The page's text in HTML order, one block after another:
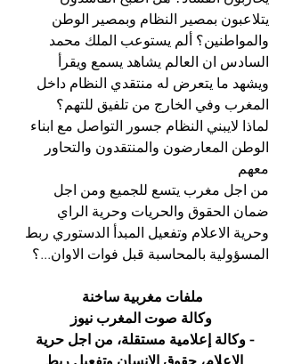
يتلاعبون بمصير النظام وبمصير الوطن
والمواطنين؟ ألم يستوعب الملك محمد
السادس ان العالم يشاهد يسمع ويقرأ
ويشهد ما يتعرض له منتقدي النظام داخل
المغرب وفي الخارج من تلفيق للتهم؟
لماذا لايبني النظام جسور التواصل مع ابناء
الوطن المعارضون والمنتقدون والتحاور
معهم
من اجل مغرب يتسع للجميع ومن اجل
ضمان الحقوق والحريات وحرية الراي
وحرية الاعلام وتفعيل المبدأ الدستوري ربط
المسؤولية بالمحاسبة قبل فوات الاوان...؟
ملفات مغربية ساخنة
وكالة صوت المغرب نيوز
- وكالة إعلامية مستقلة، من اجل حرية